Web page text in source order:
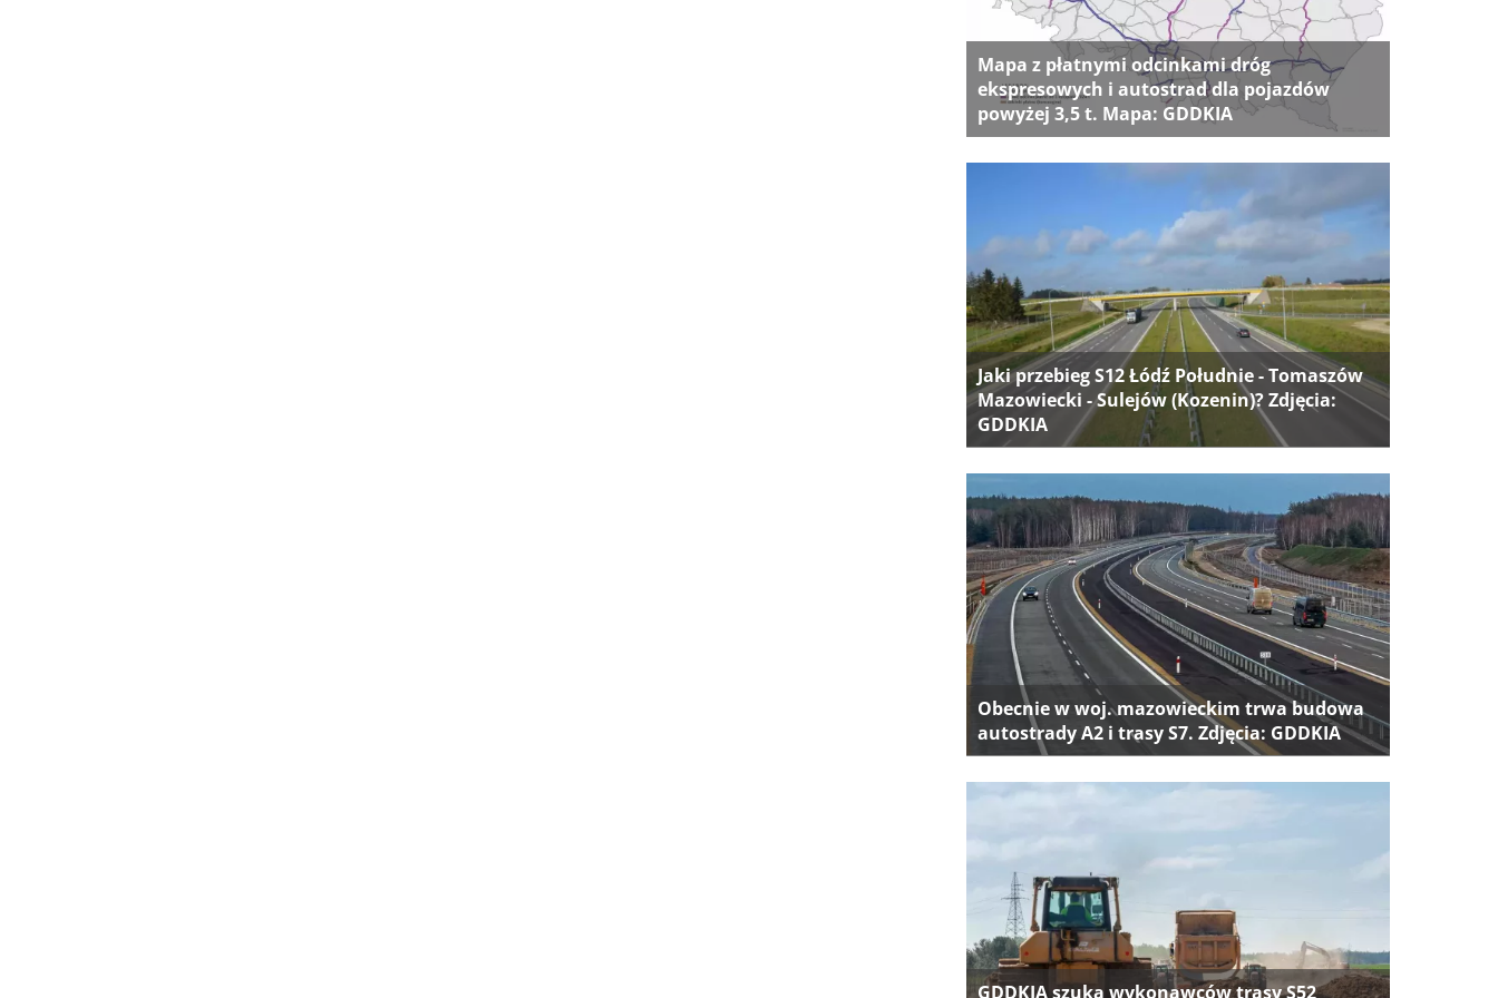
Mapa z płatnymi odcinkami dróg
ekspresowych i autostrad dla pojazdów
powyżej 3,5 t. Mapa: GDDKIA
Jaki przebieg S12 Łódź Południe - Tomaszów
Mazowiecki - Sulejów (Kozenin)? Zdjęcia:
GDDKIA
Obecnie w woj. mazowieckim trwa budowa
autostrady A2 i trasy S7. Zdjęcia: GDDKIA
GDDKIA szuka wykonawców trasy S52